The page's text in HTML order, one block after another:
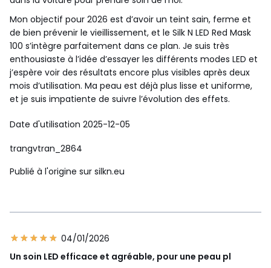
Mon objectif pour 2026 est d’avoir un teint sain, ferme et
de bien prévenir le vieillissement, et le Silk N LED Red Mask
100 s’intègre parfaitement dans ce plan. Je suis très
enthousiaste à l’idée d’essayer les différents modes LED et
j’espère voir des résultats encore plus visibles après deux
mois d’utilisation. Ma peau est déjà plus lisse et uniforme,
et je suis impatiente de suivre l’évolution des effets.
Date d'utilisation 2025-12-05
trangvtran_2864
Publié à l'origine sur silkn.eu
04/01/2026
Un soin LED efficace et agréable, pour une peau pl